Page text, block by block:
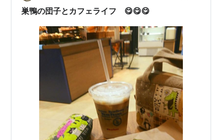
巣鴨の団子とカフェライフ 😋😋😋